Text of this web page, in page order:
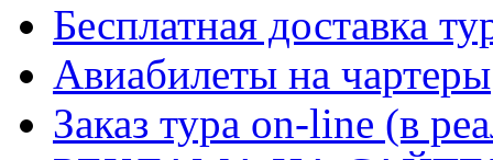
Бесплатная доставка
Авиабилеты на чартеры
Заказ тура on-line (в